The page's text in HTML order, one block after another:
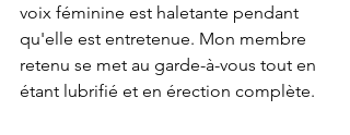
voix féminine est haletante pendant
qu'elle est entretenue. Mon membre
retenu se met au garde-à-vous tout en
étant lubrifié et en érection complète.